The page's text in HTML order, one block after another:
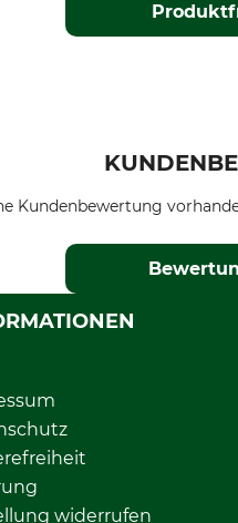
Kundenbewertung
widerrufen